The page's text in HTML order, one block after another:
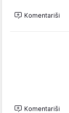
Komentariši
Komentariši